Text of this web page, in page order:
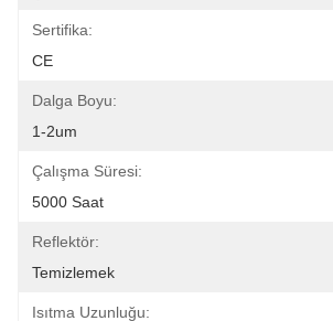
Sertifika:
CE
Dalga Boyu:
1-2um
Çalışma Süresi:
5000 Saat
Reflektör:
Temizlemek
Isıtma Uzunluğu: